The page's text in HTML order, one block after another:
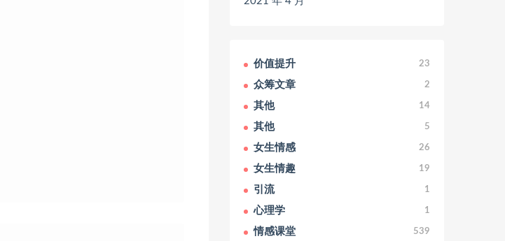
价值提升 23
众筹文章 2
其他 14
其他 5
女生情感 26
女生情趣 19
引流 1
心理学 1
情感课堂 539